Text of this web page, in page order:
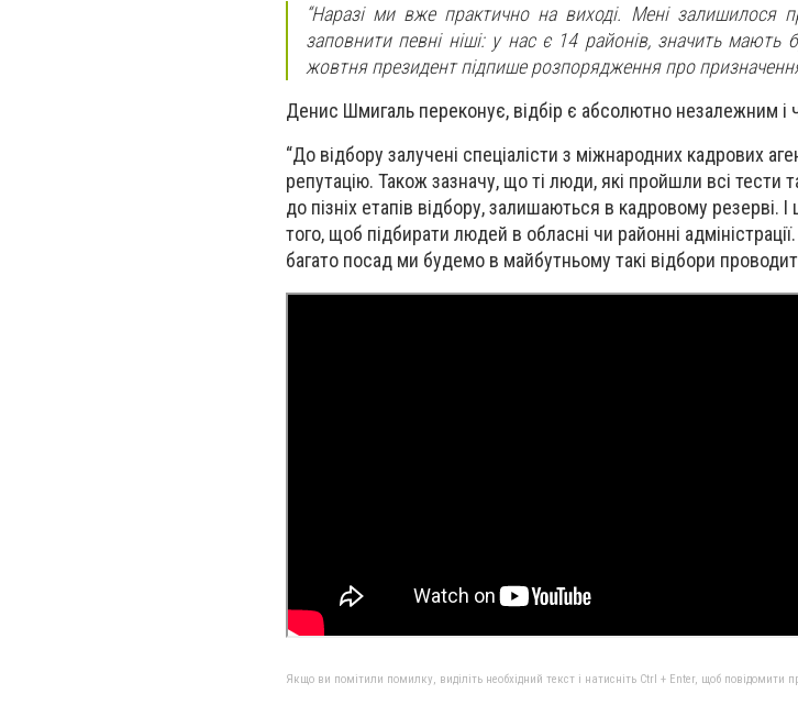
“Наразі ми вже практично на виході. Мені залишилося
заповнити певні ніші: у нас є 14 районів, значить мають
жовтня президент підпише розпорядження про
Денис Шмигаль переконує, відбір є абсолютно незалежним і
“До відбору залучені спеціалісти з міжнародних кадрових
репутацію. Також зазначу, що ті люди, які пройшли всі тести
до пізніх етапів відбору, залишаються в кадровому резерві.
того, щоб підбирати людей в обласні чи районні
багато посад ми будемо в майбутньому такі відбори
Якщо ви помітили помилку, виділіть необхідний текст і натисніть Ctrl + Enter, щоб повідомити